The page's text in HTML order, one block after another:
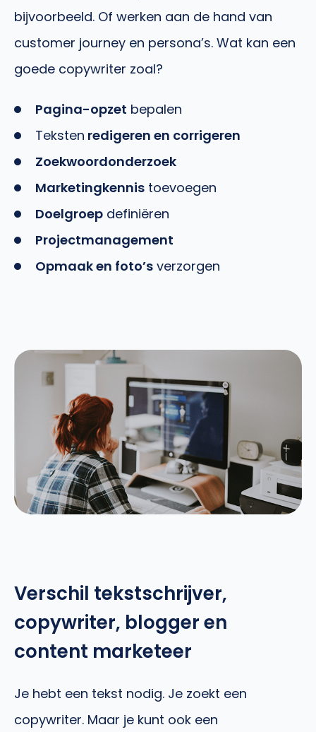
bijvoorbeeld. Of werken aan de hand van
customer journey en persona’s. Wat kan een
goede copywriter zoal?
Pagina-opzet bepalen
Teksten redigeren en corrigeren
Zoekwoordonderzoek
Marketingkennis toevoegen
Doelgroep definiëren
Projectmanagement
Opmaak en foto’s verzorgen
Verschil tekstschrijver,
copywriter, blogger en
content marketeer
Je hebt een tekst nodig. Je zoekt een
copywriter. Maar je kunt ook een